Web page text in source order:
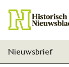
Nieuwsbrief